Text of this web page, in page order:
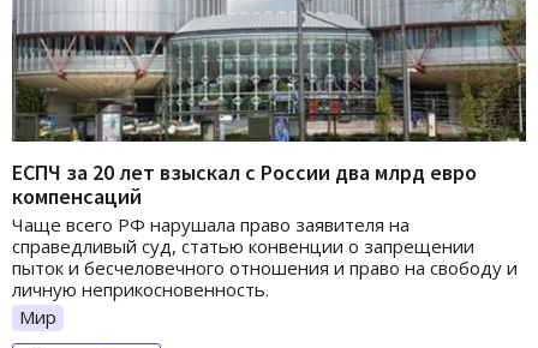
ЕСПЧ за 20 лет взыскал с России два млрд евро
компенсаций
Чаще всего РФ нарушала право заявителя на
справедливый суд, статью конвенции о запрещении
пыток и бесчеловечного отношения и право на свободу и
личную неприкосновенность.
Мир